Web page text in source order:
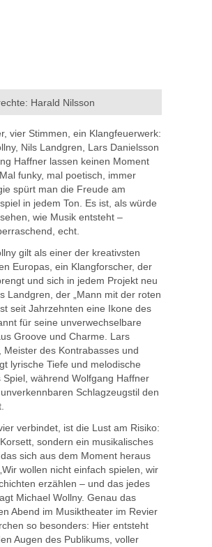
Harald Nilsson
vier Stimmen, ein Klangfeuerwerk:
Nils Landgren, Lars Danielsson
Haffner lassen keinen Moment
funky, mal poetisch, immer
spürt man die Freude am
in jedem Ton. Es ist, als würde
wie Musik entsteht –
echt.
gilt als einer der kreativsten
Europas, ein Klangforscher, der
und sich in jedem Projekt neu
Landgren, der „Mann mit der roten
seit Jahrzehnten eine Ikone des
für seine unverwechselbare
Groove und Charme. Lars
Meister des Kontrabasses und
lyrische Tiefe und melodische
Spiel, während Wolfgang Haffner
Schlagzeugstil den
verbindet, ist die Lust am Risiko:
sondern ein musikalisches
sich aus dem Moment heraus
wollen nicht einfach spielen, wir
erzählen – und das jedes
Michael Wollny. Genau das
Abend im Musiktheater im Revier
so besonders: Hier entsteht
Augen des Publikums, voller